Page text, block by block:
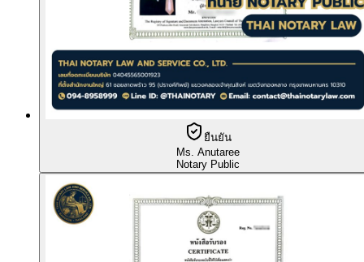
ยืนยัน
Ms. Anutaree
Notary Public